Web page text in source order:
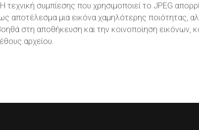
τεχνική συμπίεσης που χρησιμοποιεί το JPEG
αποτέλεσμα μια εικόνα χαμηλότερης ποιότητας,
στη αποθήκευση και την κοινοποίηση εικόνων,
αρχείου.